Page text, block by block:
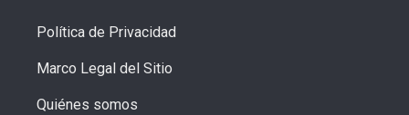
Política de Privacidad
Marco Legal del Sitio
Quiénes somos